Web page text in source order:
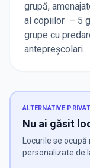
grupă,
al copiilor – 5
grupe cu
antepreșcolari.
ALTERNATIVE
Nu ai găsit
Locurile se
personalizate de